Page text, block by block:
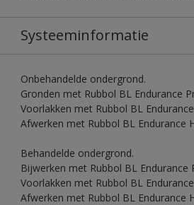
Systeeminformatie
Onbehandelde ondergrond.
Gronden met Rubbol BL Endurance
Voorlakken met Rubbol BL
Afwerken met Rubbol BL Endurance
Behandelde ondergrond.
Bijwerken met Rubbol BL Endurance
Voorlakken met Rubbol BL
Afwerken met Rubbol BL Endurance